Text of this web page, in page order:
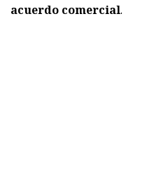
acuerdo comercial.